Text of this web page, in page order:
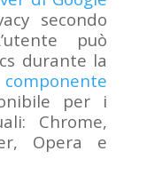
secondo
può
durante la
componente
per i
Chrome,
Opera e